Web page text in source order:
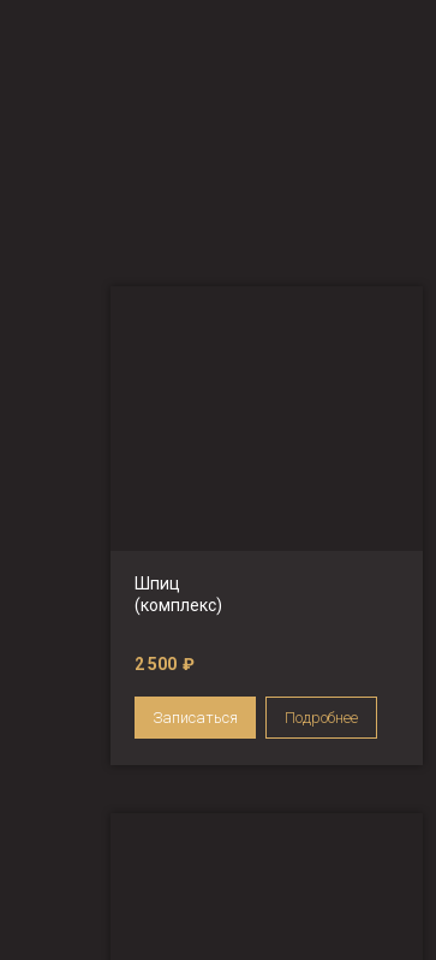
Шпиц
(комплекс)
2 500 ₽
Записаться Подробнее